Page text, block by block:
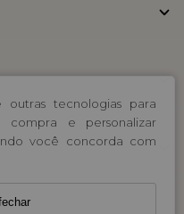
outras tecnologias para
compra e personalizar
você concorda com